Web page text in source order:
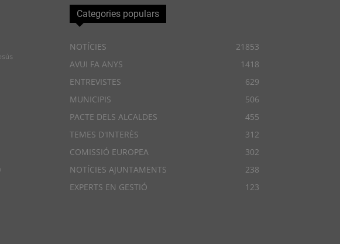
Categories populars
NOTÍCIES
21853
AVUI FA ANYS
1418
ENTREVISTES
629
MUNICIPIS
506
PACTE DELS ALCALDES
455
TEMES D'INTERÈS
312
COMISSIÓ EUROPEA
302
NOTÍCIES AJUNTAMENTS
238
EXPERTS EN GESTIÓ
123